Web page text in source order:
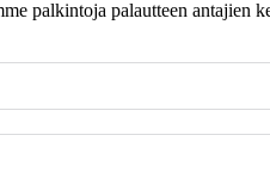
palkintoja palautteen antajien